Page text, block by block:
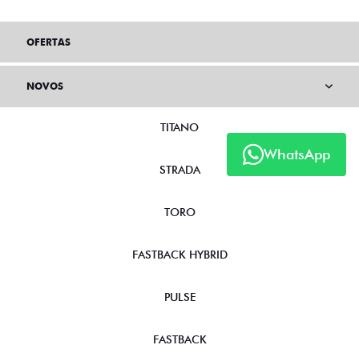
WhatsApp
OFERTAS
NOVOS
TITANO
STRADA
TORO
FASTBACK HYBRID
PULSE
FASTBACK